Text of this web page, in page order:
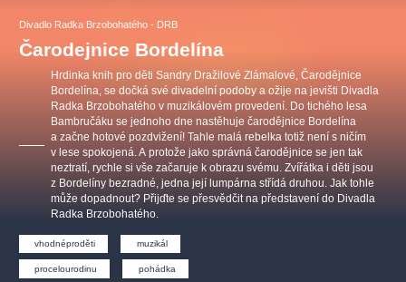
Sport
Ostatní
Divadlo Radka Brzobohatého - DRB
Čarodejnice Bordelína
Hrdinka knih pro děti Sandry Dražilové Zlámalové, Čarodějnice
Bordelína, se dočká své divadelní podoby a ožije na jevišti Divadla
Radka Brzobohatého v muzikálovém provedení. Do tichého lesa
Bambručáku se jednoho dne nastěhuje čarodějnice Bordelína
a začne hotové pozdvižení! Tahle malá rebelka totiž není s ničím
v lese spokojená. A protože jako správná čarodějnice se jen tak
neztratí, rychle si vše začaruje k obrazu svému. Zvířátka i děti jsou
z Bordelíny bezradné, jedna její lumpárna střídá druhou. Jak tohle
může dopadnout? Přijďte se přesvědčit na představení do Divadla
Radka Brzobohatého.
vhodnéproděti muzikál
procelourodinu pohádka
OBYČEJNÁ HOLKA
Agentura 44, s.r.o.
Pink Panther Agency,
s.r.o.
Ostatní hledají
muzikálypraha
Nejnavštěvovanější
filmováhudba státníopera